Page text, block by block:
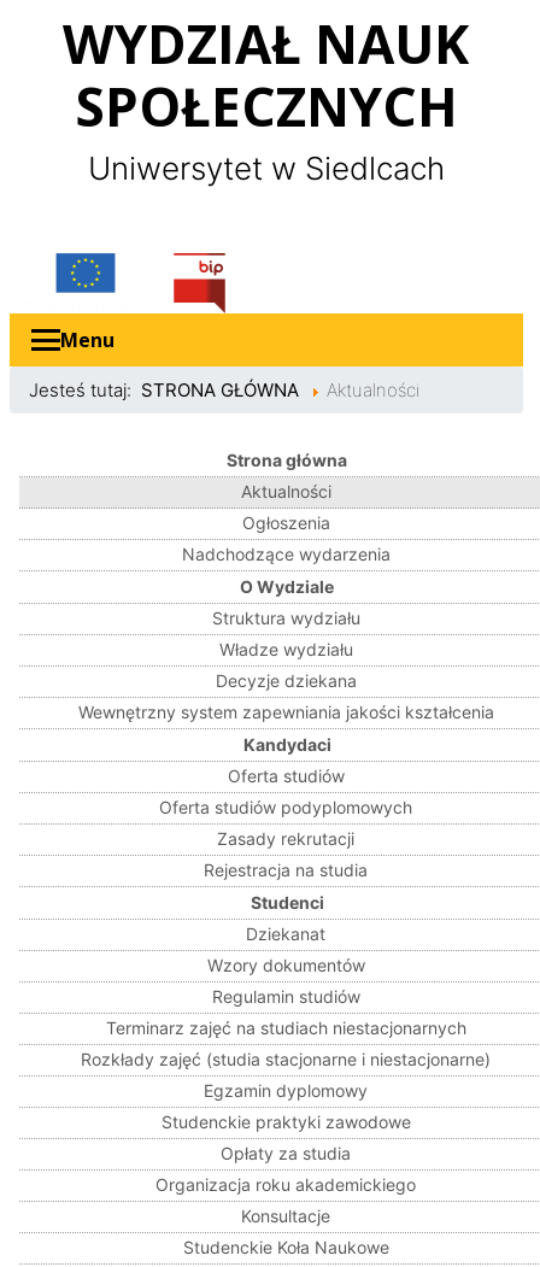
WYDZIAŁ NAUK
SPOŁECZNYCH
Uniwersytet w Siedlcach
Erasmus
Menu
Jesteś tutaj: STRONA GŁÓWNA Aktualności
Strona główna
Aktualności
Ogłoszenia
Nadchodzące wydarzenia
O Wydziale
Struktura wydziału
Władze wydziału
Decyzje dziekana
Wewnętrzny system zapewniania jakości kształcenia
Kandydaci
Oferta studiów
Oferta studiów podyplomowych
Zasady rekrutacji
Rejestracja na studia
Studenci
Dziekanat
Wzory dokumentów
Regulamin studiów
Terminarz zajęć na studiach niestacjonarnych
Rozkłady zajęć (studia stacjonarne i niestacjonarne)
Egzamin dyplomowy
Studenckie praktyki zawodowe
Opłaty za studia
Organizacja roku akademickiego
Konsultacje
Studenckie Koła Naukowe